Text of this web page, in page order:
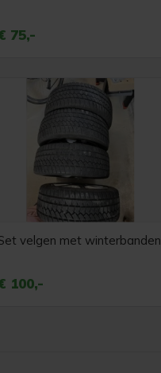
75,-
velgen met winterbanden
100,-